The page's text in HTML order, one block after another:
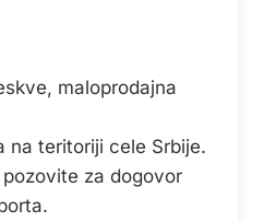
maloprodajna
na teritoriji cele Srbije.
za dogovor